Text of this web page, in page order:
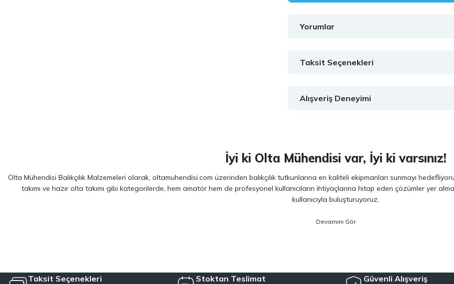
Yorumlar
Taksit Seçenekleri
Alışveriş Deneyimi
İyi ki Olta Mühendisi var, İyi ki varsınız!
Olta Mühendisi Balıkçılık Malzemeleri olarak, oltamuhendisi.com üzerinden balıkçılık tutkunlarına en kaliteli ekipmanları sunmayı
takımı ve hazır olta takımı gibi kategorilerde, hem amatör hem de profesyonel kullanıcıların ihtiyaçlarına hitap eden çözümler yer
kullanıcıyla buluşturuyoruz.
Shimano, Daiwa, Hanfish, Fujin ve Ryuji gibi lider markaların en güncel ve
çözümler sağlayan hazır olta takımı seçeneklerimizle, herkesin kolayca bu hobiye adım atmasını mümkün kılıyoruz. Her
Taksit Seçenekleri Stoktan Teslimat Güvenli Alışveriş